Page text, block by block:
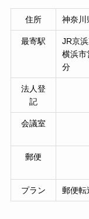
住所 神奈川
最寄駅
JR京
横浜市
分
法人登
記
会議室
郵便
プラン 郵便転